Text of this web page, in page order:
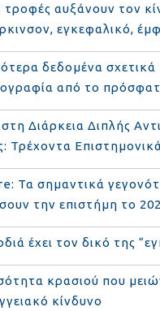
τροφές αυξάνουν τον
εγκεφαλικό,
δεδομένα σχετικά
από το
Διάρκεια Διπλής
Τρέχοντα
Τα σημαντικά
την επιστήμη το
έχει τον δικό της
κρασιού που
κίνδυνο